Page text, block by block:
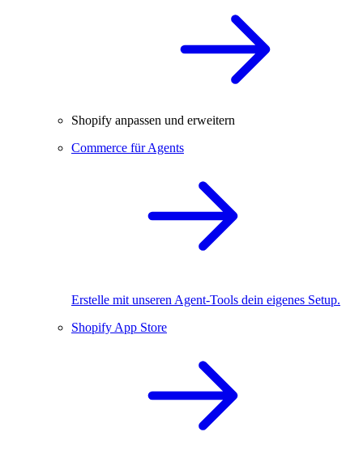
Shopify anpassen und erweitern
Commerce für Agents
Erstelle mit unseren Agent-Tools dein eigenes Setup.
Shopify App Store